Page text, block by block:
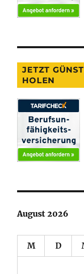
JETZT
HOLEN
August 2026
M D